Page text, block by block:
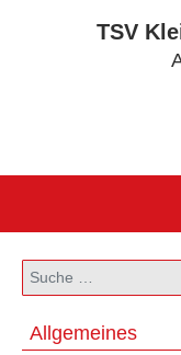
TSV
Suchen
Allgemeines